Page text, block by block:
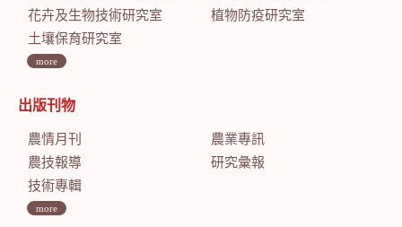
花卉及生物技術研究室
植物防疫研究室
土壤保育研究室
more
出版刊物
農情月刊
農業專訊
農技報導
研究彙報
技術專輯
more